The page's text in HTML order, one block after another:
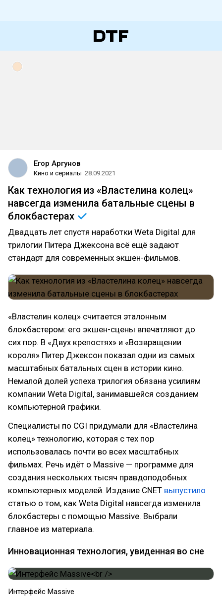
Егор Аргунов
Кино и сериалы 28.09.2021
Как технология из «Властелина колец»
навсегда изменила батальные сцены в
блокбастерах
Двадцать лет спустя наработки Weta Digital для
трилогии Питера Джексона всё ещё задают
стандарт для современных экшен-фильмов.
«Властелин колец» считается эталонным
блокбастером: его экшен-сцены впечатляют до
сих пор. В «Двух крепостях» и «Возвращении
короля» Питер Джексон показал одни из самых
масштабных батальных сцен в истории кино.
Немалой долей успеха трилогия обязана усилиям
компании Weta Digital, занимавшейся созданием
компьютерной графики.
Специалисты по CGI придумали для «Властелина
колец» технологию, которая с тех пор
использовалась почти во всех масштабных
фильмах. Речь идёт о Massive — программе для
создания нескольких тысяч правдоподобных
компьютерных моделей. Издание CNET выпустило
статью о том, как Weta Digital навсегда изменила
блокбастеры с помощью Massive. Выбрали
главное из материала.
Инновационная технология, увиденная во сне
Интерфейс Massive